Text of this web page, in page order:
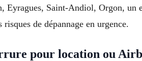
Eyragues, Saint-Andiol, Orgon,
de dépannage en urgence.
pour location ou